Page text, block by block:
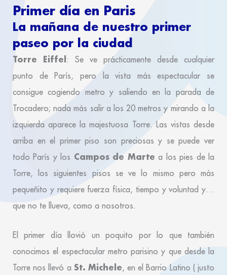
Primer día en Paris
La mañana de nuestro primer
paseo por la ciudad
Torre Eiffel : Se ve prácticamente desde cualquier
punto de París, pero la vista más espectacular se
consigue cogiendo metro y saliendo en la parada de
Trocadero; nada más salir a los 20 metros y mirando a la
izquierda aparece la majestuosa Torre. Las vistas desde
arriba en el primer piso son preciosas y se puede ver
todo París y los Campos de Marte a los pies de la
Torre, los siguientes pisos se ve lo mismo pero más
pequeñito y requiere fuerza física, tiempo y voluntad y…
que no te llueva, como a nosotros.
El primer día llovió un poquito por lo que también
conocimos el espectacular metro parisino y que desde la
Torre nos llevó a St. Michele, en el Barrio Latino ( justo